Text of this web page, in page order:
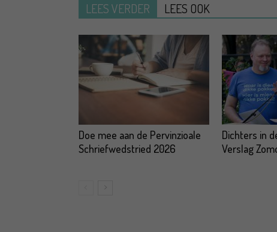
LEES VERDER LEES OOK
Doe mee aan de Pervinzioale
Schriefwedstried 2026
Dichters in
Verslag